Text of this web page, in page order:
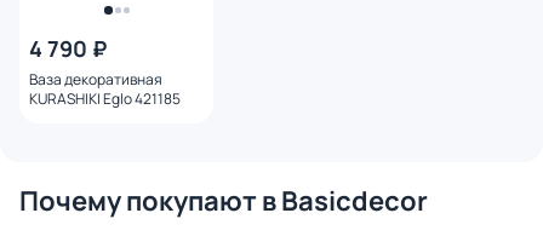
4 790 ₽
Ваза декоративная
KURASHIKI Eglo 421185
Почему покупают в Basicdecor